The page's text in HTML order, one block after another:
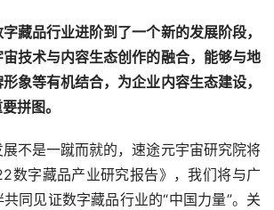
藏品行业进阶到了一个新的发展阶段，
技术与内容生态创作的融合，能够与地
象等有机结合，为企业内容生态建设，
拼图。
不是一蹴而就的，速途元宇宙研究院将
数字藏品产业研究报告》，我们将与广
同见证数字藏品行业的“中国力量”。关